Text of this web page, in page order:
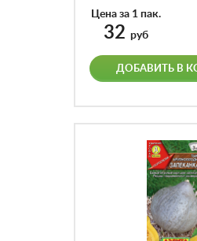
Цена за 1 пак.
32 руб
ДОБАВИТЬ В